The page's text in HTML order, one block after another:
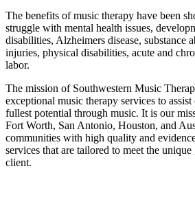
The benefits of music therapy have been
struggle with mental health issues,
disabilities, Alzheimers disease, substance
injuries, physical disabilities, acute and
labor.
The mission of Southwestern Music
exceptional music therapy services to
fullest potential through music. It is our
Fort Worth, San Antonio, Houston, and
communities with high quality and
services that are tailored to meet the
client.